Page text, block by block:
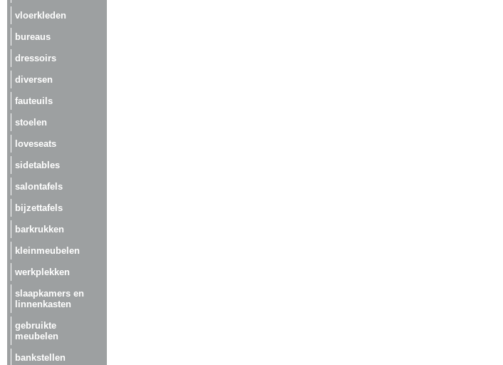
vloerkleden
bureaus
dressoirs
diversen
fauteuils
stoelen
loveseats
sidetables
salontafels
bijzettafels
barkrukken
kleinmeubelen
werkplekken
slaapkamers en
linnenkasten
gebruikte
meubelen
bankstellen